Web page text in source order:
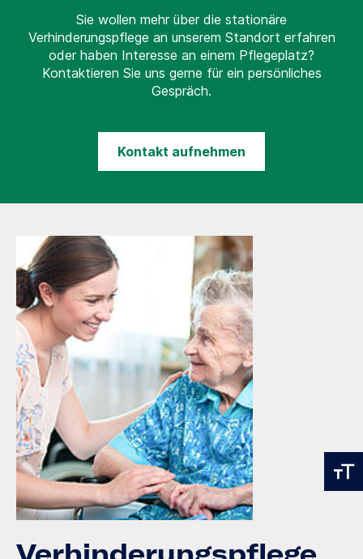
Sie wollen mehr über die stationäre
Verhinderungspflege an unserem Standort erfahren
oder haben Interesse an einem Pflegeplatz?
Kontaktieren Sie uns gerne für ein persönliches
Gespräch.
Kontakt aufnehmen